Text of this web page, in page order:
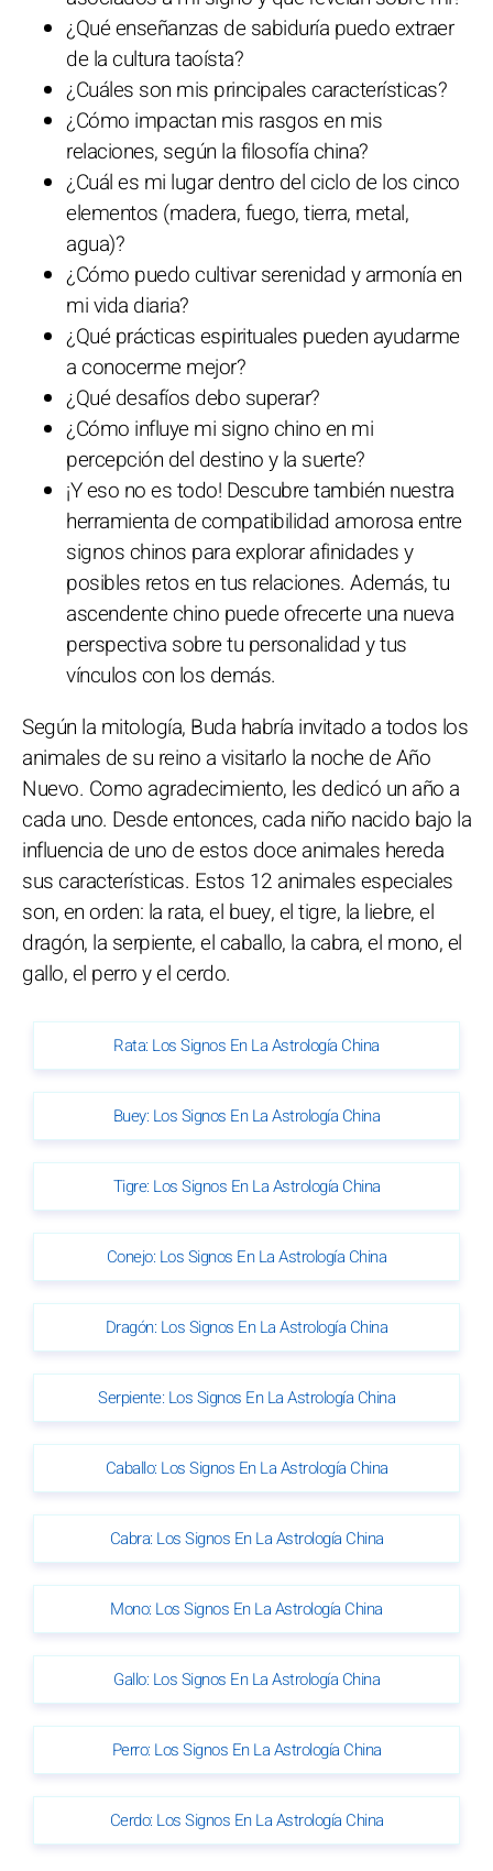
¿Qué enseñanzas de sabiduría puedo extraer
de la cultura taoísta?
¿Cuáles son mis principales características?
¿Cómo impactan mis rasgos en mis
relaciones, según la filosofía china?
¿Cuál es mi lugar dentro del ciclo de los cinco
elementos (madera, fuego, tierra, metal,
agua)?
¿Cómo puedo cultivar serenidad y armonía en
mi vida diaria?
¿Qué prácticas espirituales pueden ayudarme
a conocerme mejor?
¿Qué desafíos debo superar?
¿Cómo influye mi signo chino en mi
percepción del destino y la suerte?
¡Y eso no es todo! Descubre también nuestra
herramienta de compatibilidad amorosa entre
signos chinos para explorar afinidades y
posibles retos en tus relaciones. Además, tu
ascendente chino puede ofrecerte una nueva
perspectiva sobre tu personalidad y tus
vínculos con los demás.
Según la mitología, Buda habría invitado a todos los
animales de su reino a visitarlo la noche de Año
Nuevo. Como agradecimiento, les dedicó un año a
cada uno. Desde entonces, cada niño nacido bajo la
influencia de uno de estos doce animales hereda
sus características. Estos 12 animales especiales
son, en orden: la rata, el buey, el tigre, la liebre, el
dragón, la serpiente, el caballo, la cabra, el mono, el
gallo, el perro y el cerdo.
Rata: Los Signos En La Astrología China
Buey: Los Signos En La Astrología China
Tigre: Los Signos En La Astrología China
Conejo: Los Signos En La Astrología China
Dragón: Los Signos En La Astrología China
Serpiente: Los Signos En La Astrología China
Caballo: Los Signos En La Astrología China
Cabra: Los Signos En La Astrología China
Mono: Los Signos En La Astrología China
Gallo: Los Signos En La Astrología China
Perro: Los Signos En La Astrología China
Cerdo: Los Signos En La Astrología China